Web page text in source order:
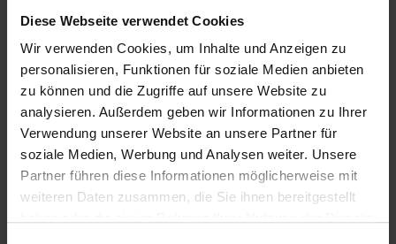
Diese Webseite verwendet Cookies
Wir verwenden Cookies, um Inhalte und Anzeigen zu
personalisieren, Funktionen für soziale Medien anbieten
zu können und die Zugriffe auf unsere Website zu
analysieren. Außerdem geben wir Informationen zu Ihrer
Verwendung unserer Website an unsere Partner für
soziale Medien, Werbung und Analysen weiter. Unsere
Partner führen diese Informationen möglicherweise mit
weiteren Daten zusammen, die Sie ihnen bereitgestellt
Am 23. Februar um 11:00 Uhr geht unser Master-Talk in die nächste
teilnehmern wird im 45-minütigen Webinar darüber gesprochen,
warum sich ein Master-Studium an der DHfPG lohnt.
Mit dabei sind:
Stefanie Wendt, Dipl. Ing. Hydrogeologie und M.A. Sportökonomie
Jannis Traxel, M.A. Prävention und Gesundheitsmanagement und
Talent Development Manager bei FITSEVENELEVEN
Florian Kreis (Service Center, DHfPG)
Aris Theodorou (Team Köln, DHfPG)
Während des Talks gehen die Gesprächsteilnehmerinnen und -